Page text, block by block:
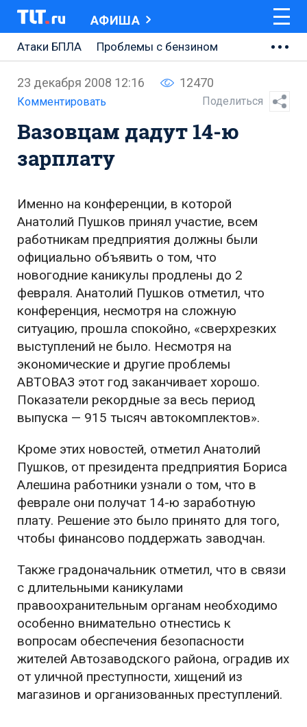
АФИША
Атаки БПЛА
Проблемы с бензином
АВТОВАЗ
Ремонт Центральной площади
Ремонт Обводного шоссе
Набережная Тольятти
23 декабря 2008 12:16 12470
Комментировать Поделиться
Вазовцам дадут 14-ю
зарплату
Именно на конференции, в которой
Анатолий Пушков принял участие, всем
работникам предприятия должны были
официально объявить о том, что
новогодние каникулы продлены до 2
февраля. Анатолий Пушков отметил, что
конференция, несмотря на сложную
ситуацию, прошла спокойно, «сверхрезких
выступлений не было. Несмотря на
экономические и другие проблемы
АВТОВАЗ этот год заканчивает хорошо.
Показатели рекордные за весь период
выпуска — 915 тысяч автокомплектов».
Кроме этих новостей, отметил Анатолий
Пушков, от президента предприятия Бориса
Алешина работники узнали о том, что в
феврале они получат 14-ю заработную
плату. Решение это было принято для того,
чтобы финансово поддержать заводчан.
Также градоначальник отметил, что в связи
с длительными каникулами
правоохранительным органам необходимо
особенно внимательно отнестись к
вопросам обеспечения безопасности
жителей Автозаводского района, оградив их
от уличной преступности, хищений из
магазинов и организованных преступлений.